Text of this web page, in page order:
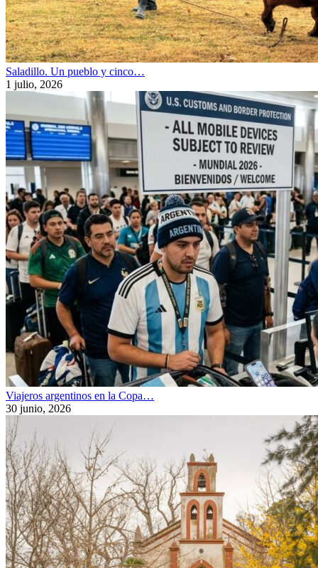
Saladillo. Un pueblo y cinco…
1 julio, 2026
Viajeros argentinos en la Copa…
30 junio, 2026